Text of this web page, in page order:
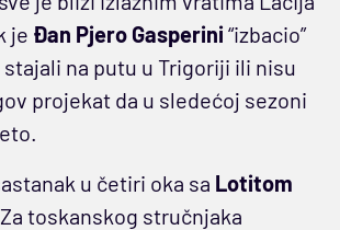
je Đan Pjero Gasperini “izbacio”
na putu u Trigoriji ili nisu
projekat da u sledećoj sezoni
u četiri oka sa Lotitom
toskanskog stručnjaka